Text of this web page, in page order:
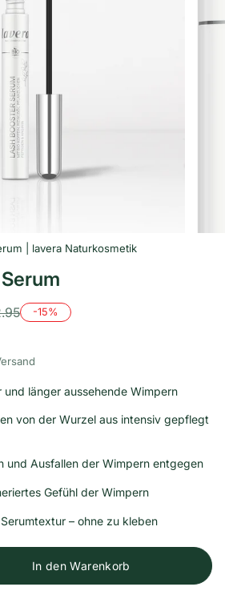
| lavera Naturkosmetik
-15%
und länger aussehende Wimpern
von der Wurzel aus intensiv gepflegt
und Ausfallen der Wimpern entgegen
Gefühl der Wimpern
– ohne zu kleben
In den Warenkorb